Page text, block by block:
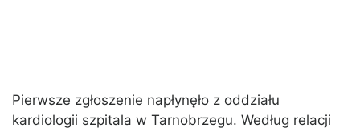
Pierwsze zgłoszenie napłynęło z oddziału
kardiologii szpitala w Tarnobrzegu. Według relacji